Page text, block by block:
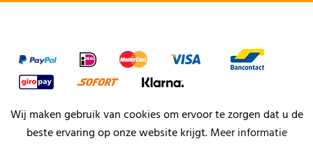
Wij maken gebruik van cookies om ervoor te zorgen dat u de
beste ervaring op onze website krijgt.Meer informatie